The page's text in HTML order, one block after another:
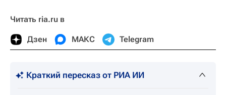
Читать ria.ru в
Дзен МАКС Telegram
Краткий пересказ от РИА ИИ